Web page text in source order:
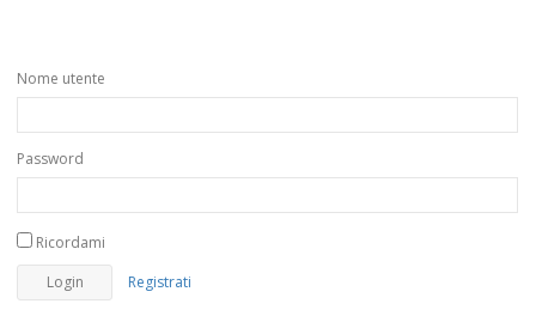
Nome utente
Password
Ricordami
Registrati